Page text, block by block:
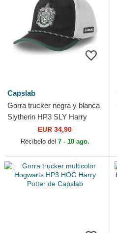
Capslab
Gorra trucker negra y blanca
Slytherin HP3 SLY Harry
Potter de Capslab
EUR 34,90
Recíbelo del 7 - 10 ago.